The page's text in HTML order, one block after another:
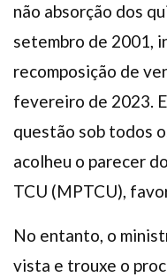
não absorção dos
setembro de 2001,
recomposição de
fevereiro de 2023.
questão sob todos
acolheu o parecer
TCU (MPTCU),
No entanto, o
vista e trouxe o